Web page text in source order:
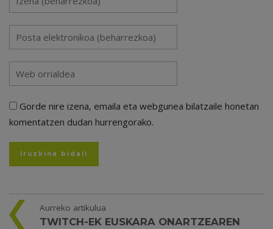
Gorde nire izena, emaila eta webgunea bilatzaile honetan
komentatzen dudan hurrengorako.
Aurreko artikulua
TWITCH-EK EUSKARA ONARTZEAREN